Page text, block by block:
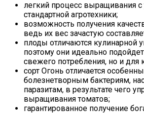
легкий процесс выращивания с
стандартной агротехники;
возможность получения
ведь их вес зачастую
плоды отличаются кулинарной
поэтому они идеально
свежего потребления, но и для
сорт Огонь отличается
болезнетворным бактериям,
паразитам, в результате чего
выращивания томатов;
гарантированное получение